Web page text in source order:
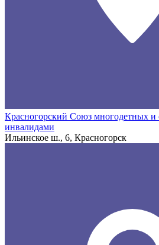
Красногорский Союз многодетных и
инвалидами
Ильинское ш., 6, Красногорск